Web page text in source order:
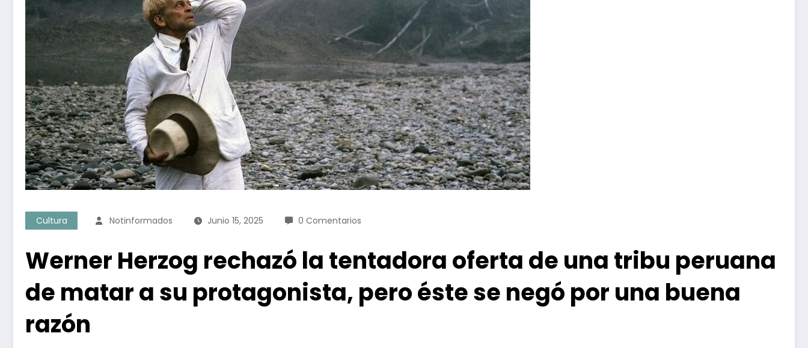
Cultura Notinformados Junio 15, 2025 0 Comentarios
Werner Herzog rechazó la tentadora oferta de una tribu peruana
de matar a su protagonista, pero éste se negó por una buena
razón